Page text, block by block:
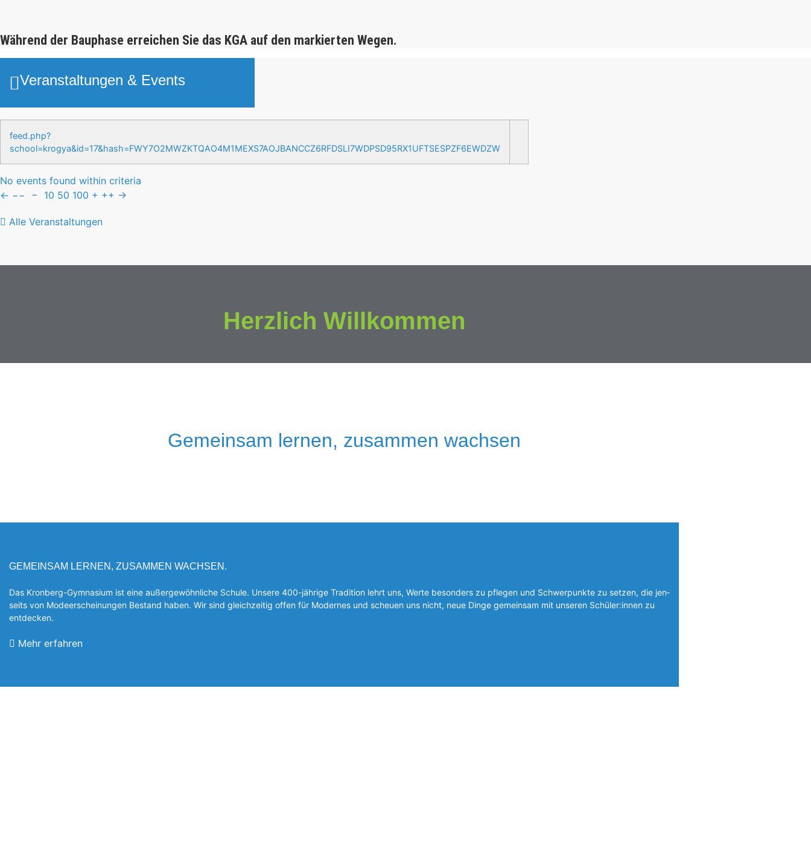
Während der Bauphase erreichen Sie das KGA auf den markierten Wegen.
Veranstaltungen & Events
feed.php?
school=krogya&id=17&hash=FWY7O2MWZKTQAO4M1MEXS7AOJBANCCZ6RFDSLI7WDPSD95RX1UFTSESPZF6EWDZW
No events found within criteria
← −− − 10 50 100 + ++ →
Alle Veranstaltungen
Herzlich Willkommen
Gemeinsam lernen, zusammen wachsen
GEMEINSAM LERNEN, ZUSAMMEN WACHSEN.
Das Kronberg-Gymnasium ist eine außergewöhnliche Schule. Unsere 400-jährige Tradition lehrt uns, Werte besonders zu pflegen und Schwerpunkte zu setzen, die jen­
seits von Modeerscheinungen Be­stand haben. Wir sind gleichzeitig offen für Modernes und scheuen uns nicht, neue Dinge gemeinsam mit unseren Schüler:innen zu
entde­cken.
Mehr erfahren